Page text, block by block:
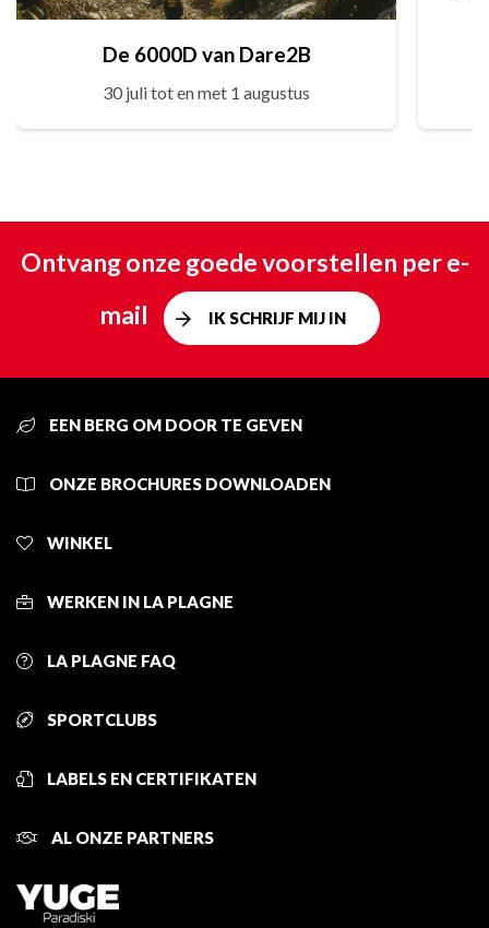
De 6000D van Dare2B
30 juli tot en met 1 augustus
Ontvang onze goede voorstellen per e-
mail
IK SCHRIJF MIJ IN
EEN BERG OM DOOR TE GEVEN
ONZE BROCHURES DOWNLOADEN
WINKEL
WERKEN IN LA PLAGNE
LA PLAGNE FAQ
SPORTCLUBS
LABELS EN CERTIFIKATEN
AL ONZE PARTNERS